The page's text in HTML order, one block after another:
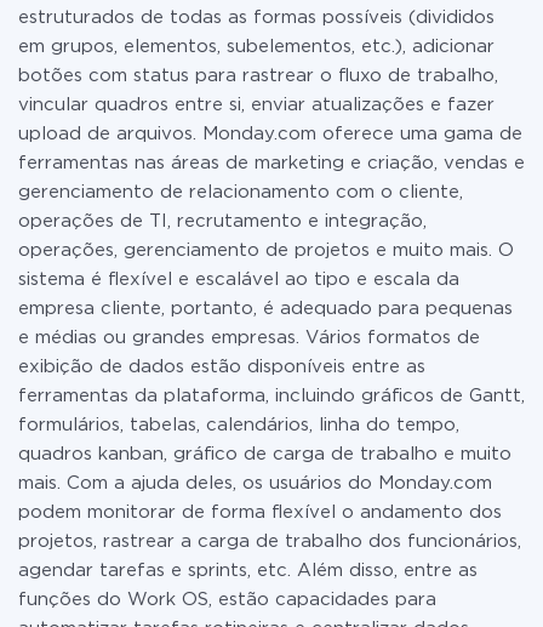
estruturados de todas as formas possíveis (divididos
em grupos, elementos, subelementos, etc.), adicionar
botões com status para rastrear o fluxo de trabalho,
vincular quadros entre si, enviar atualizações e fazer
upload de arquivos. Monday.com oferece uma gama de
ferramentas nas áreas de marketing e criação, vendas e
gerenciamento de relacionamento com o cliente,
operações de TI, recrutamento e integração,
operações, gerenciamento de projetos e muito mais. O
sistema é flexível e escalável ao tipo e escala da
empresa cliente, portanto, é adequado para pequenas
e médias ou grandes empresas. Vários formatos de
exibição de dados estão disponíveis entre as
ferramentas da plataforma, incluindo gráficos de Gantt,
formulários, tabelas, calendários, linha do tempo,
quadros kanban, gráfico de carga de trabalho e muito
mais. Com a ajuda deles, os usuários do Monday.com
podem monitorar de forma flexível o andamento dos
projetos, rastrear a carga de trabalho dos funcionários,
agendar tarefas e sprints, etc. Além disso, entre as
funções do Work OS, estão capacidades para